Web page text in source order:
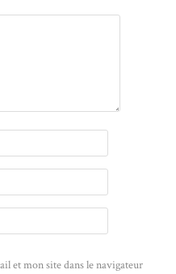
et mon site dans le navigateur